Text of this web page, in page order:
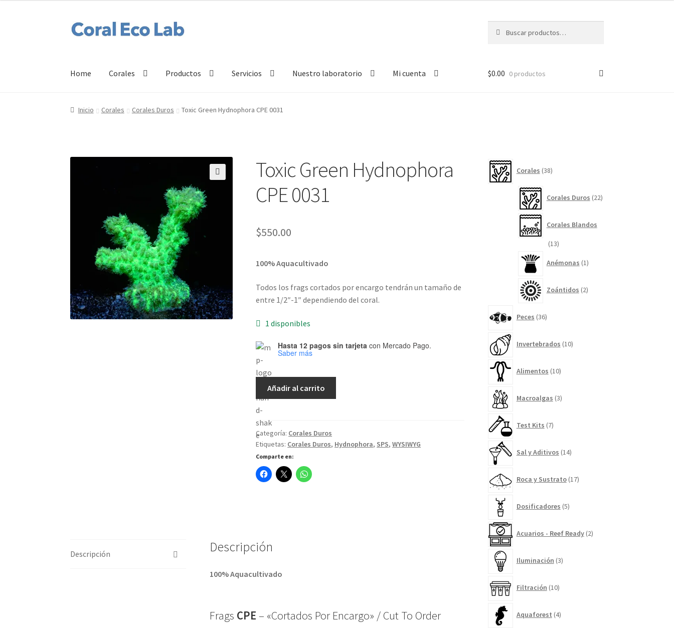
Ir
Ir
al
por:
Home Corales Productos Servicios Nuestro laboratorio Mi cuenta $0.00 0 productos
Inicio Corales Corales Duros Toxic Green Hydnophora CPE 0031
Toxic Green Hydnophora
CPE 0031
$550.00
100% Aquacultivado
Todos los frags cortados por encargo tendrán un tamaño de
entre 1/2″-1″ dependiendo del coral.
1 disponibles
Hasta 12 pagos sin tarjeta con Mercado Pago.
Saber más
Hydnophora
CPE
0031
cantidad
Añadir al carrito
Categoría: Corales Duros
Etiquetas: Corales Duros, Hydnophora, SPS,WYSIWYG
Comparte en:
Descripción Descripción
100% Aquacultivado
Frags CPE – «Cortados Por Encargo» / Cut To Order
Corales 38productos
Corales Duros 22productos
Corales Blandos
1313
Anémonas 1producto
Zoántidos 2productos
Peces 36productos
Invertebrados 10productos
Alimentos 10productos
Macroalgas 3productos
Test Kits 7productos
Sal y Aditivos 14productos
Roca y Sustrato 17productos
Dosificadores 5productos
Acuarios - Reef Ready 2productos
Iluminación 3productos
Filtración 10productos
Aquaforest 4productos